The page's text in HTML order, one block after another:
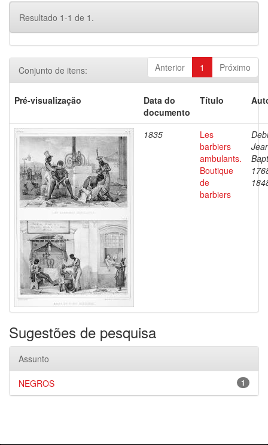
Resultado 1-1 de 1.
Anterior 1 Próximo
Conjunto de itens:
Pré-visualização
Data do
documento
Título
1835
Les
barbiers
ambulants.
Boutique
de
barbiers
Sugestões de pesquisa
Assunto
1
NEGROS